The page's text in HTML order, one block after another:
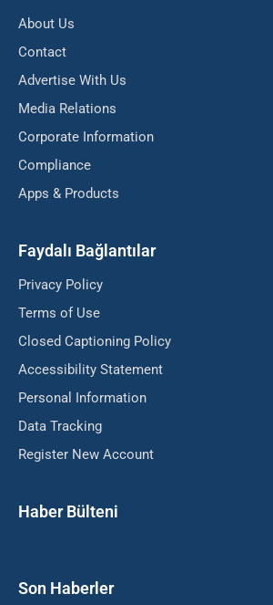
About Us
Contact
Advertise With Us
Media Relations
Corporate Information
Compliance
Apps & Products
Faydalı Bağlantılar
Privacy Policy
Terms of Use
Closed Captioning Policy
Accessibility Statement
Personal Information
Data Tracking
Register New Account
Haber Bülteni
Son Haberler